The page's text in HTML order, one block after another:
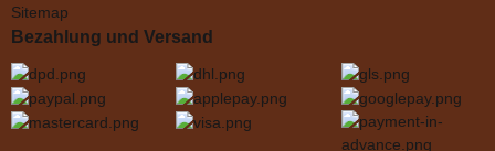
Sitemap
Bezahlung und Versand